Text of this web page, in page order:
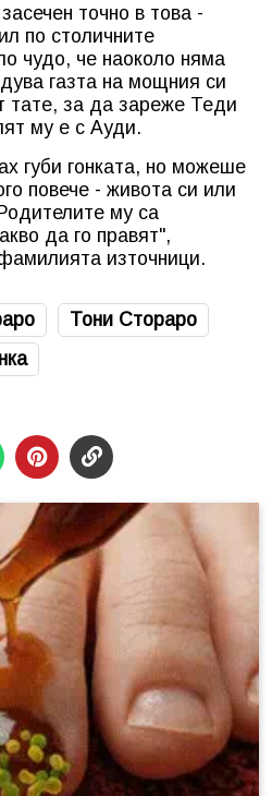
точно в това -
по столичните
чудо, че наоколо няма
газта на мощния си
тате, за да зареже Теди
му е с Ауди.
губи гонката, но можеше
повече - живота си или
му са
да го правят",
източници.
Тони Стораро